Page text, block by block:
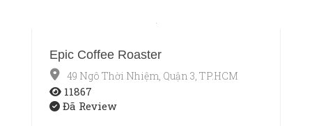
Epic Coffee Roaster
49 Ngô Thời Nhiệm, Quận 3, TP.HCM
11867
Đã Review